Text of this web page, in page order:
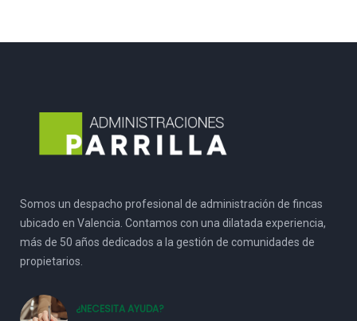
Somos un despacho profesional de administración de fincas
ubicado en Valencia. Contamos con una dilatada experiencia,
más de 50 años dedicados a la gestión de comunidades de
propietarios.
¿NECESITA AYUDA?